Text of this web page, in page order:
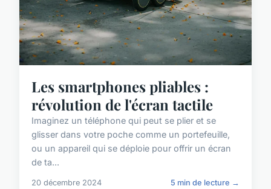
Les smartphones pliables :
révolution de l'écran tactile
Imaginez un téléphone qui peut se plier et se
glisser dans votre poche comme un portefeuille,
ou un appareil qui se déploie pour offrir un écran
de ta...
20 décembre 2024 5 min de lecture →